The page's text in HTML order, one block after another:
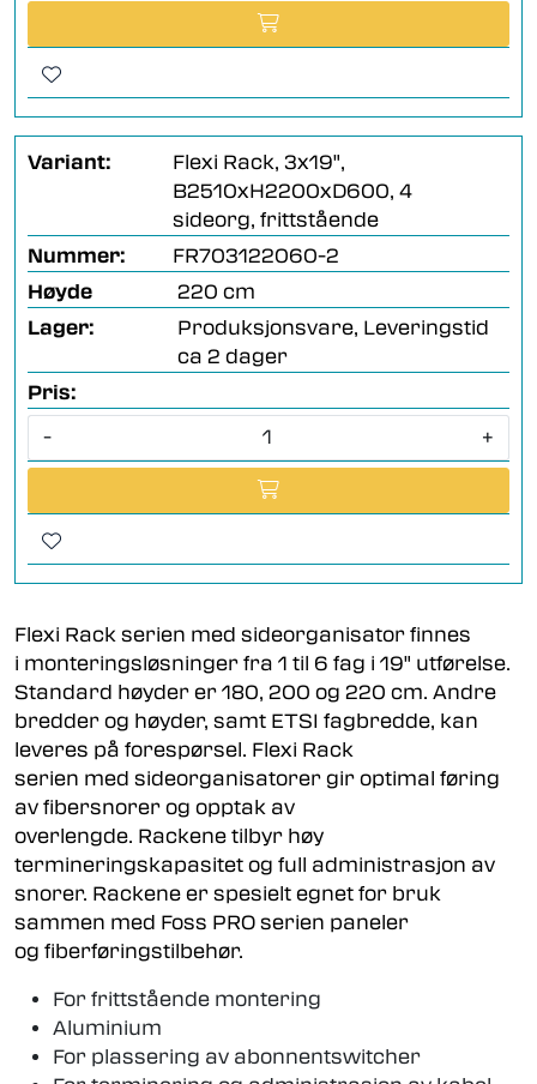
Variant:
Flexi Rack, 3x19",
B2510xH2200xD600, 4
sideorg, frittstående
Nummer:
FR703122060-2
Høyde
220 cm
Lager:
Produksjonsvare, Leveringstid
ca 2 dager
Pris:
-
+
Flexi Rack serien med sideorganisator finnes
i monteringsløsninger fra 1 til 6 fag i 19" utførelse.
Standard høyder er 180, 200 og 220 cm. Andre
bredder og høyder, samt ETSI fagbredde, kan
leveres på forespørsel. Flexi Rack
serien med sideorganisatorer gir optimal føring
av fibersnorer og opptak av
overlengde. Rackene tilbyr høy
termineringskapasitet og full administrasjon av
snorer. Rackene er spesielt egnet for bruk
sammen med Foss PRO serien paneler
og fiberføringstilbehør.
For frittstående montering
Aluminium
For plassering av abonnentswitcher